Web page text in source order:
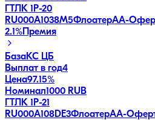
ГТЛК 1P-20
RU000A1038M5ФлоатерAA-
2.1% Премия
БазаКС ЦБ
Выплат в год4
Цена97.15%
Номинал1000 RUB
ГТЛК 1P-21
RU000A108DE3ФлоатерAA-